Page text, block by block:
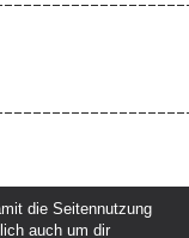
die Seitennutzung
auch um dir